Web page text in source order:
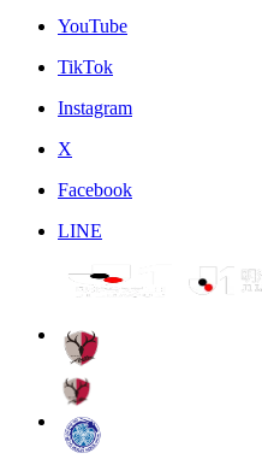
YouTube
TikTok
Instagram
X
Facebook
LINE